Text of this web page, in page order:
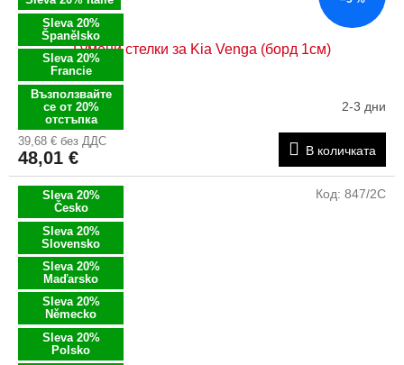
Sleva 20%
Španělsko
Sleva 20%
Francie
Възползвайте
се от 20%
отстъпка
Гумени стелки за Kia Venga (борд 1см)
2-3 дни
39,68 € без ДДС
48,01 € В количката
Sleva 20%
Česko
Sleva 20%
Slovensko
Sleva 20%
Maďarsko
Sleva 20%
Německo
Sleva 20%
Polsko
Код: 847/2C